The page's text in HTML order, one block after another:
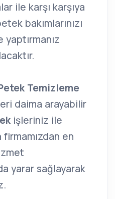
ile karşı karşıya
bakımlarınızı
Temizleme
daima arayabilir
işleriniz ile
en
yarar sağlayarak